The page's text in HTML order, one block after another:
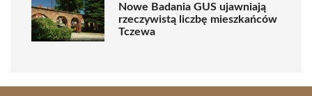
Nowe Badania GUS ujawniają
rzeczywistą liczbę mieszkańców
Tczewa